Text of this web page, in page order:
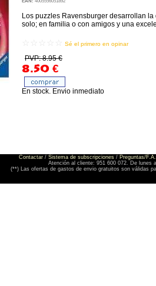
Los puzzles Ravensburger desarrollan
solo; en familia o con amigos y una
Sé el primero en opinar
PVP: 8.95 €
8.50 €
En stock. Envio inmediato
Contactar / Sistema de subscripciones / Preguntas/
Atención al cliente: 951 600 072. De lunes
(**) Las ofertas de gastos de envio gratuitos son válidas